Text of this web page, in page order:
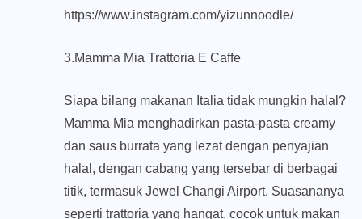
https://www.instagram.com/yizunnoodle/
3.Mamma Mia Trattoria E Caffe
Siapa bilang makanan Italia tidak mungkin halal?
Mamma Mia menghadirkan pasta-pasta creamy
dan saus burrata yang lezat dengan penyajian
halal, dengan cabang yang tersebar di berbagai
titik, termasuk Jewel Changi Airport. Suasananya
seperti trattoria yang hangat, cocok untuk makan